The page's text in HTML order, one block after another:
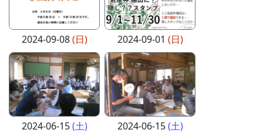
2024-09-08(日) 2024-09-01 (日)
2024-06-15(土) 2024-06-15(土)